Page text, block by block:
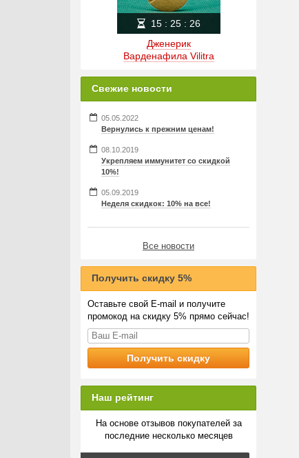
Дженерик
Варденафила Vilitra
15: 25: 26
Свежие новости
05.05.2022
Вернулись к прежним ценам!
08.10.2019
Укрепляем иммунитет со скидкой
10%!
05.09.2019
Неделя скидкок: 10% на все!
Все новости
Получить скидку 5%
Оставьте свой E-mail и получите
промокод на скидку 5% прямо сейчас!
Наш рейтинг
На основе отзывов покупателей за
последние несколько месяцев